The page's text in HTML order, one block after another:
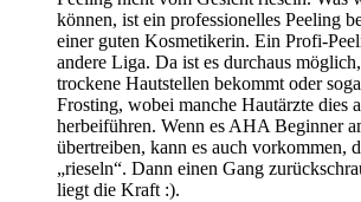
können, ist ein professionelles Peeling
einer guten Kosmetikerin. Ein Profi-
andere Liga. Da ist es durchaus
trockene Hautstellen bekommt oder
Frosting, wobei manche Hautärzte dies
herbeiführen. Wenn es AHA Beginner
übertreiben, kann es auch vorkommen,
„rieseln“. Dann einen Gang
liegt die Kraft :).